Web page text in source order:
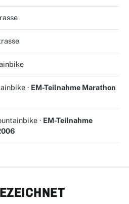
· EM-Teilnahme Marathon
· EM-Teilnahme